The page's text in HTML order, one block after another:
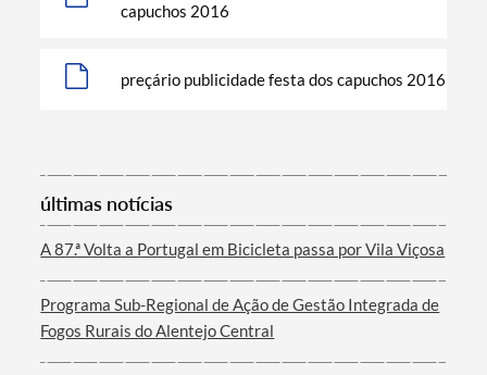
Filtros
capuchos 2016
preçário publicidade festa dos capuchos 2016
últimas notícias
A 87.ª Volta a Portugal em Bicicleta passa por Vila Viçosa
Programa Sub-Regional de Ação de Gestão Integrada de
Fogos Rurais do Alentejo Central